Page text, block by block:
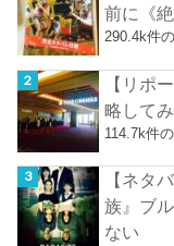
前に《
290.4k件
【リポ
略して
114.7k件
【ネタ
族』ブ
ない